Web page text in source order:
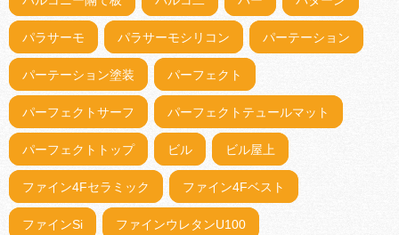
パラサーモ パラサーモシリコン パーテーション
パーテーション塗装 パーフェクト
パーフェクトサーフ パーフェクトテュールマット
パーフェクトトップ ビル ビル屋上
ファイン4Fセラミック ファイン4Fベスト
ファインSi ファインウレタンU100